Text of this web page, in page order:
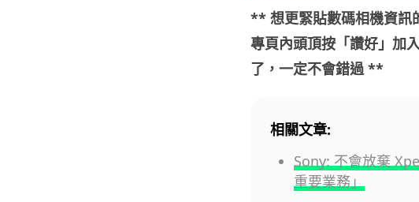
** 想更緊貼數碼相機資訊
專頁內頭頂按「讚好」加
了，一定不會錯過 **
相關文章:
Sony: 不會放棄
重要業務」